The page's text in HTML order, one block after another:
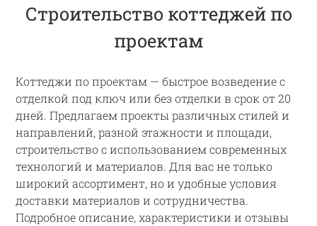
Строительство коттеджей по
проектам
Коттеджи по проектам — быстрое возведение с
отделкой под ключ или без отделки в срок от 20
дней. Предлагаем проекты различных стилей и
направлений, разной этажности и площади,
строительство с использованием современных
технологий и материалов. Для вас не только
широкий ассортимент, но и удобные условия
доставки материалов и сотрудничества.
Подробное описание, характеристики и отзывы